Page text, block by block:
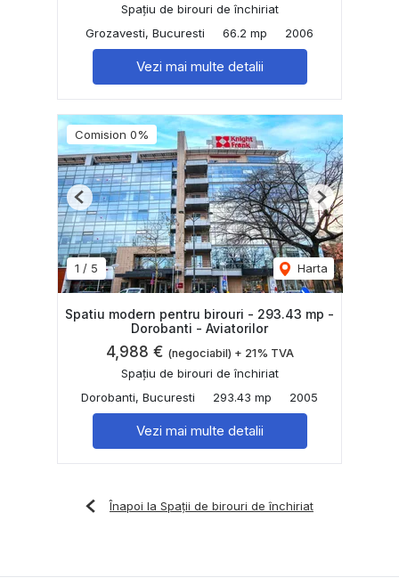
Spațiu de birouri de închiriat
Grozavesti, Bucuresti
66.2 mp 2006
Vezi mai multe detalii
Comision 0%
1 / 5 Harta
Previous Next
Spatiu modern pentru birouri - 293.43 mp -
Dorobanti - Aviatorilor
4,988 € (negociabil) + 21% TVA
Spațiu de birouri de închiriat
Dorobanti, Bucuresti
293.43 mp 2005
Vezi mai multe detalii
Înapoi la Spații de birouri de închiriat